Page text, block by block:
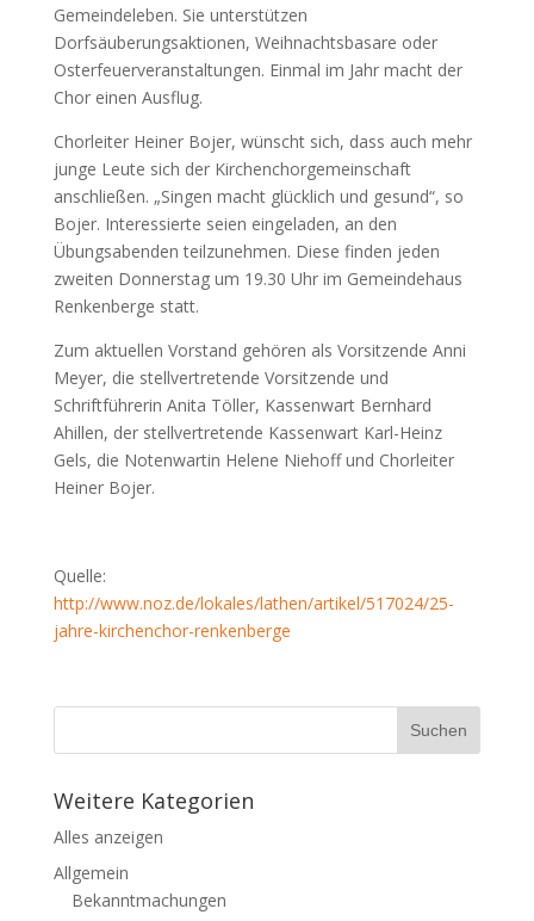
Gemeindeleben. Sie unterstützen
Dorfsäuberungsaktionen, Weihnachtsbasare oder
Osterfeuerveranstaltungen. Einmal im Jahr macht der
Chor einen Ausflug.
Chorleiter Heiner Bojer, wünscht sich, dass auch mehr
junge Leute sich der Kirchenchorgemeinschaft
anschließen. „Singen macht glücklich und gesund“, so
Bojer. Interessierte seien eingeladen, an den
Übungsabenden teilzunehmen. Diese finden jeden
zweiten Donnerstag um 19.30 Uhr im Gemeindehaus
Renkenberge statt.
Zum aktuellen Vorstand gehören als Vorsitzende Anni
Meyer, die stellvertretende Vorsitzende und
Schriftführerin Anita Töller, Kassenwart Bernhard
Ahillen, der stellvertretende Kassenwart Karl-Heinz
Gels, die Notenwartin Helene Niehoff und Chorleiter
Heiner Bojer.
Quelle:
http://www.noz.de/lokales/lathen/artikel/517024/25-
jahre-kirchenchor-renkenberge
Weitere Kategorien
Alles anzeigen
Allgemein
Bekanntmachungen